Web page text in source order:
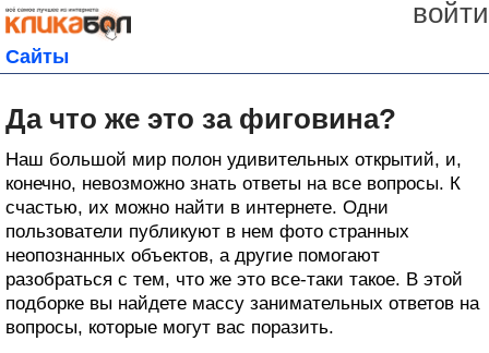
войти
Сайты
Да что же это за фиговина?
Наш большой мир полон удивительных открытий, и,
конечно, невозможно знать ответы на все вопросы. К
счастью, их можно найти в интернете. Одни
пользователи публикуют в нем фото странных
неопознанных объектов, а другие помогают
разобраться с тем, что же это все-таки такое. В этой
подборке вы найдете массу занимательных ответов на
вопросы, которые могут вас поразить.